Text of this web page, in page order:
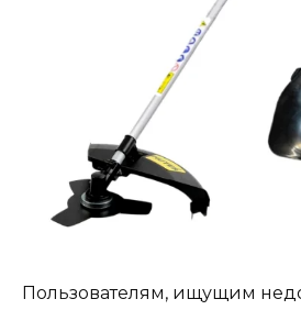
Пользователям, ищущим